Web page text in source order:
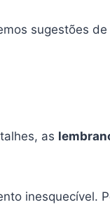
sugestões de
as
inesquecível.